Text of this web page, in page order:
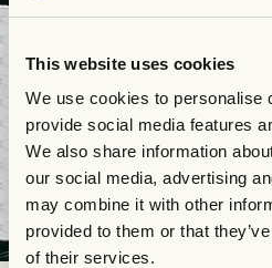
This website uses cookies
We use cookies to personalise
provide social media features
We also share information
our social media, advertising
may combine it with other
provided to them or that
of their services.